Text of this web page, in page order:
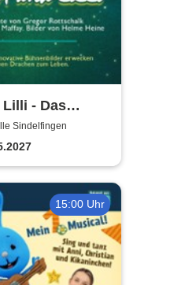
Lilli - Das
Musical für die
Sindelfingen
15:00 Uhr